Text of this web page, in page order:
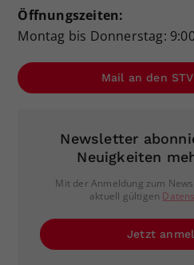
Öffnungszeiten:
Montag bis Donnerstag:
Mail an den
Newsletter
Neuigkeiten
Mit der Anmeldung zum
aktuell gültigen
Jetzt